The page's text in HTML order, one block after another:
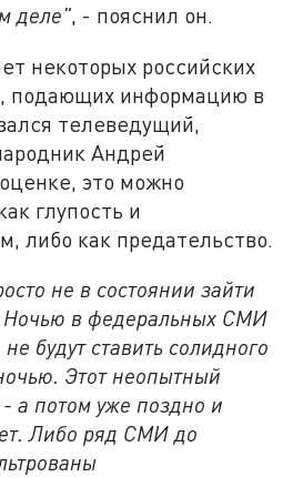
деле", - пояснил он.
некоторых российских
информацию в
телеведущий,
Андрей
это можно
глупость и
либо как предательство.
не в состоянии зайти
Ночью в федеральных СМИ
будут ставить солидного
Этот неопытный
а потом уже поздно и
Либо ряд СМИ до